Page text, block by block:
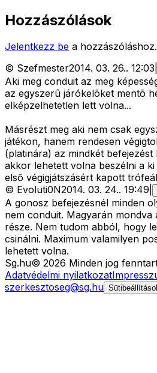
Hozzászólások
Jelentkezz be a hozzászóláshoz.
© Szefmester2014. 03. 26.. 12:03
Aki meg conduit az meg
az egyszerû járókelõket mentõ
elképzelhetetlen lett volna...
Másrészt meg aki nem csak
játékon, hanem rendesen
(platinára) az mindkét
akkor lehetett volna beszélni a
elsõ végigjátszásért kapott
© Evoluti0N2014. 03. 24.. 19:49
A gonosz befejezésnél minden
nem conduit. Magyarán mondva
része. Nem tudom abból, hogy
csinálni. Maximum valamilyen
lehetett volna.
Sg.hu© 2026 Minden jog
Adatvédelmi nyilatkozat
szerkesztoseg@sg.hu